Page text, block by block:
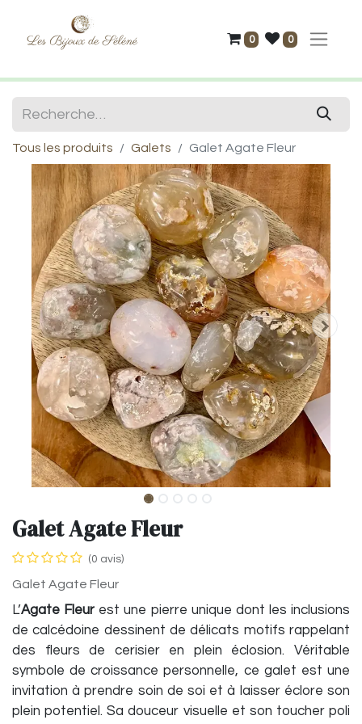
0 0
Tous les produits Galets Galet Agate Fleur
Galet Agate Fleur
(0 avis)
Galet Agate Fleur
L’Agate Fleur est une pierre unique dont les inclusions
de calcédoine dessinent de délicats motifs rappelant
des fleurs de cerisier en plein éclosion. Véritable
symbole de croissance personnelle, ce galet est une
invitation à prendre soin de soi et à laisser éclore son
plein potentiel. Sa douceur visuelle et son toucher poli